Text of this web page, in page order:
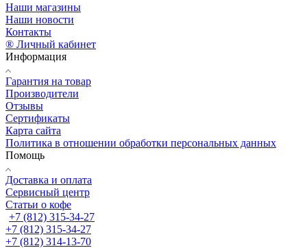
Наши магазины
Наши новости
Контакты
® Личный кабинет
Информация
Гарантия на товар
Производители
Отзывы
Сертификаты
Карта сайта
Политика в отношении обработки персональных данных
Помощь
Доставка и оплата
Сервисный центр
Статьи о кофе
+7 (812) 315-34-27
+7 (812) 315-34-27
+7 (812) 314-13-70